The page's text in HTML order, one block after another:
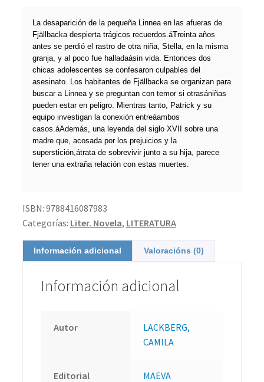
La desaparición de la pequeña Linnea en las afueras de
Fjällbacka despierta trágicos recuerdos.áTreinta años
antes se perdió el rastro de otra niña, Stella, en la misma
granja, y al poco fue halladaásin vida. Entonces dos
chicas adolescentes se confesaron culpables del
asesinato. Los habitantes de Fjällbacka se organizan para
buscar a Linnea y se preguntan con temor si otrasániñas
pueden estar en peligro. Mientras tanto, Patrick y su
equipo investigan la conexión entreáambos
casos.áAdemás, una leyenda del siglo XVII sobre una
madre que, acosada por los prejuicios y la
superstición,átrata de sobrevivir junto a su hija, parece
tener una extraña relación con estas muertes.
ISBN: 9788416087983
Categorías: Liter. Novela, LITERATURA
Información adicional Valoracións (0)
Información adicional
Autor
LACKBERG,
CAMILA
Editorial MAEVA